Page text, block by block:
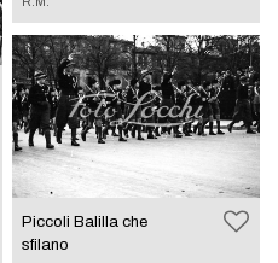
Piccoli Balilla che
sfilano